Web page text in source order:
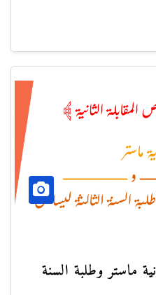
ماستر وطلبة السنة